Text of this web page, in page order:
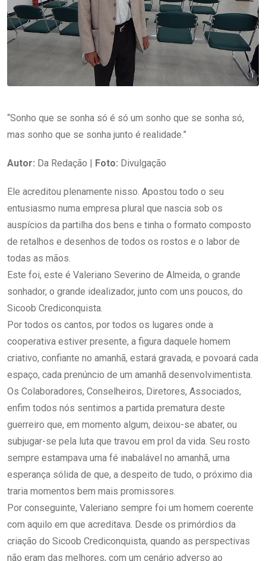
“Sonho que se sonha só é só um sonho que se sonha só,
mas sonho que se sonha junto é realidade.”
Autor: Da Redação | Foto: Divulgação
Ele acreditou plenamente nisso. Apostou todo o seu
entusiasmo numa empresa plural que nascia sob os
auspícios da partilha dos bens e tinha o formato composto
de retalhos e desenhos de todos os rostos e o labor de
todas as mãos.
Este foi, este é Valeriano Severino de Almeida, o grande
sonhador, o grande idealizador, junto com uns poucos, do
Sicoob Crediconquista.
Por todos os cantos, por todos os lugares onde a
cooperativa estiver presente, a figura daquele homem
criativo, confiante no amanhã, estará gravada, e povoará cada
espaço, cada prenúncio de um amanhã desenvolvimentista.
Os Colaboradores, Conselheiros, Diretores, Associados,
enfim todos nós sentimos a partida prematura deste
guerreiro que, em momento algum, deixou-se abater, ou
subjugar-se pela luta que travou em prol da vida. Seu rosto
sempre estampava uma fé inabalável no amanhã, uma
esperança sólida de que, a despeito de tudo, o próximo dia
traria momentos bem mais promissores.
Por conseguinte, Valeriano sempre foi um homem coerente
com aquilo em que acreditava. Desde os primórdios da
criação do Sicoob Crediconquista, quando as perspectivas
não eram das melhores, com um cenário adverso ao